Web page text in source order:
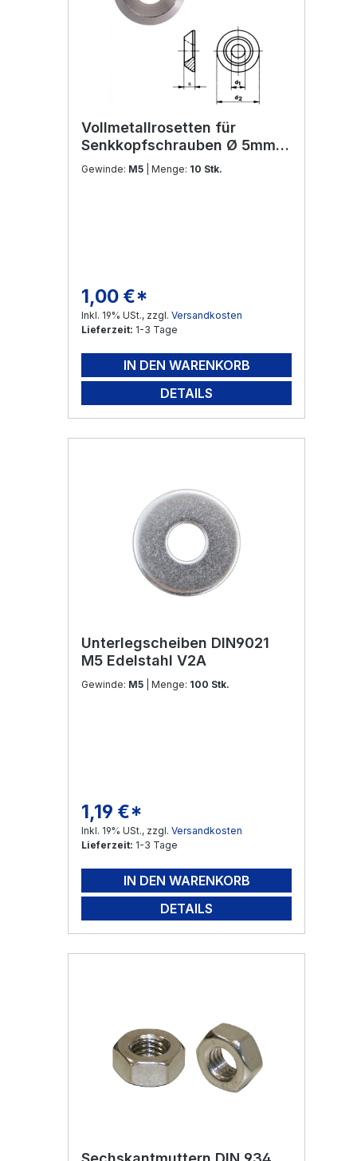
Vollmetallrosetten für
Senkkopfschrauben Ø 5mm
Edelstahl V2A
Gewinde: M5 | Menge: 10 Stk.
Regulärer Preis:
1,00 €*
Inkl. 19% USt., zzgl. Versandkosten
Lieferzeit: 1-3 Tage
IN DEN WARENKORB
DETAILS
Unterlegscheiben DIN9021
M5 Edelstahl V2A
Gewinde: M5 | Menge: 100 Stk.
Regulärer Preis:
1,19 €*
Inkl. 19% USt., zzgl. Versandkosten
Lieferzeit: 1-3 Tage
IN DEN WARENKORB
DETAILS